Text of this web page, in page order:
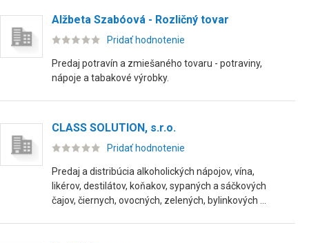
Alžbeta Szabóová - Rozličný tovar
Pridať hodnotenie
Predaj potravín a zmiešaného tovaru - potraviny,
nápoje a tabakové výrobky.
CLASS SOLUTION, s.r.o.
Pridať hodnotenie
Predaj a distribúcia alkoholických nápojov, vína,
likérov, destilátov, koňakov, sypaných a sáčkových
čajov, čiernych, ovocných, zelených, bylinkových ...